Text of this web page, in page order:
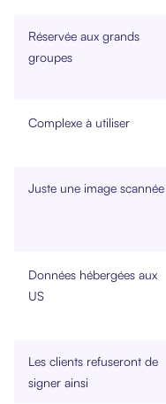
Réservée aux grands
groupes
Complexe à utiliser
Juste une image scannée
Données hébergées aux
US
Les clients refuseront de
signer ainsi